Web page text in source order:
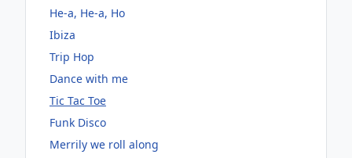
He-a, He-a, Ho
Ibiza
Trip Hop
Dance with me
Tic Tac Toe
Funk Disco
Merrily we roll along